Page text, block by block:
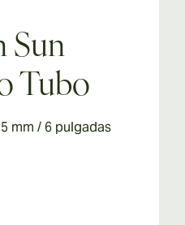
Sun
Tubo
mm / 6 pulgadas